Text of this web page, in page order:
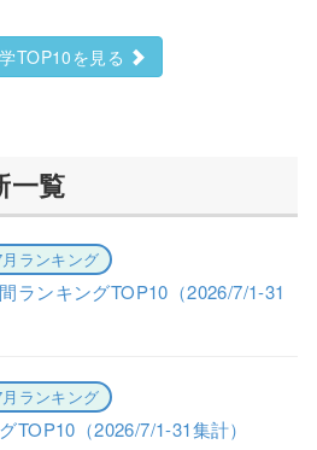
TOP10を見る
一覧
ランキング
ランキングTOP10（2026/7/1-31
ランキング
TOP10（2026/7/1-31集計）